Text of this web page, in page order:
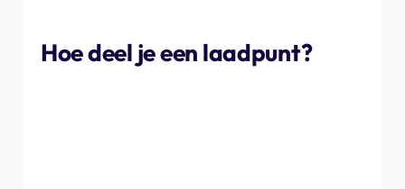
Hoe deel je een laadpunt?